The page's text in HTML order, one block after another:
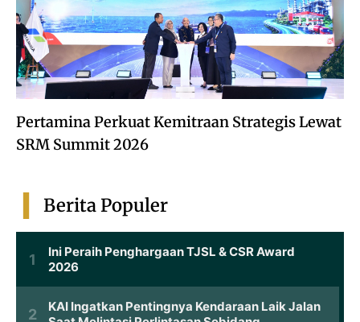
Pertamina Perkuat Kemitraan Strategis Lewat
SRM Summit 2026
Berita Populer